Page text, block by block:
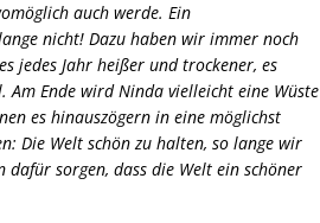
auch werde. Ein
nicht! Dazu haben wir immer noch
jedes Jahr heißer und trockener, es
Ende wird Ninda vielleicht eine Wüste
es hinauszögern in eine möglichst
Die Welt schön zu halten, so lange wir
sorgen, dass die Welt ein schöner